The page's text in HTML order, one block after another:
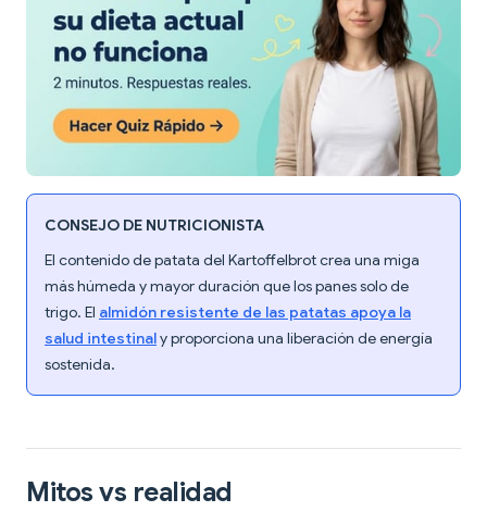
CONSEJO DE NUTRICIONISTA
El contenido de patata del Kartoffelbrot crea una miga
más húmeda y mayor duración que los panes solo de
trigo. El almidón resistente de las patatas apoya la
salud intestinaly proporciona una liberación de energía
sostenida.
Mitos vs realidad